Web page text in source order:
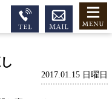
2017.01.15 日曜日